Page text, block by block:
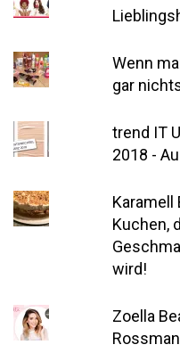
Wenn
gar
trend IT
2018 -
Karamell
Kuchen,
wird!
Zoella